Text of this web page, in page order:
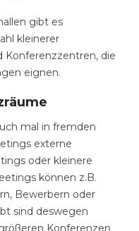
gibt es
kleinerer
Konferenzzentren, die
eignen.
mal in fremden
externe
oder kleinere
können z.B.
Bewerbern oder
sind deswegen
Konferenzen